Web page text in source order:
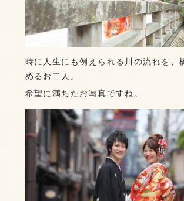
時に人生にも例えられる川の流れを、
めるお二人。
希望に満ちたお写真ですね。